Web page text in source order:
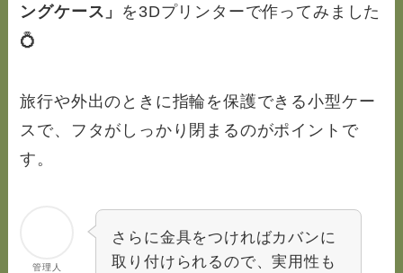
ングケース」 を3Dプリンターで作ってみました
💍
旅行や外出のときに指輪を保護できる小型ケー
スで、フタがしっかり閉まるのがポイントで
す。
管理人
さらに金具をつければカバンに
取り付けられるので、実用性も